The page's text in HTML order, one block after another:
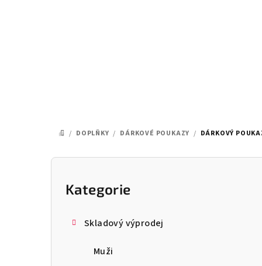
DOMŮ
/ DOPLŇKY / DÁRKOVÉ POUKAZY / DÁRKOVÝ
P
Přeskočit
kategorie
Kategorie
Skladový výprodej
Muži